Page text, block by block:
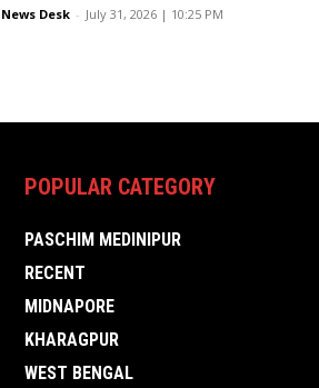
News Desk - July 31, 2026 | 10:25 PM
POPULAR CATEGORY
PASCHIM MEDINIPUR
RECENT
MIDNAPORE
KHARAGPUR
WEST BENGAL